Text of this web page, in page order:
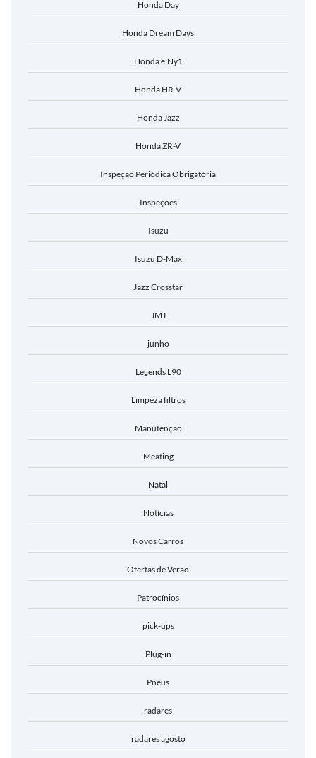
Honda Day
Honda Dream Days
Honda e:Ny1
Honda HR-V
Honda Jazz
Honda ZR-V
Inspeção Periódica Obrigatória
Inspeções
Isuzu
Isuzu D-Max
Jazz Crosstar
JMJ
junho
Legends L90
Limpeza filtros
Manutenção
Meating
Natal
Notícias
Novos Carros
Ofertas de Verão
Patrocínios
pick-ups
Plug-in
Pneus
radares
radares agosto